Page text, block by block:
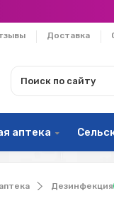
Доставка
аптека
Дезинфекция